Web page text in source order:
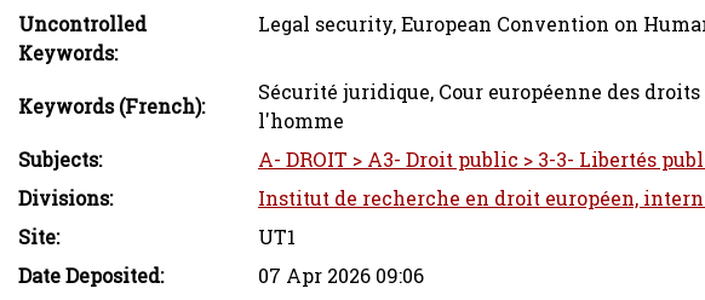
Uncontrolled
Keywords:
Legal security, European Convention on
Keywords (French):
Sécurité juridique, Cour européenne des
l'homme
Subjects:
A- DROIT > A3- Droit public > 3-3- Libertés
Divisions:
Institut de recherche en droit européen,
Site:
UT1
Date Deposited:
07 Apr 2026 09:06